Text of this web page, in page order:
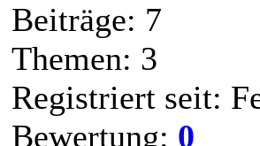
Beiträge: 7
Themen: 3
Registriert seit:
Bewertung: 0